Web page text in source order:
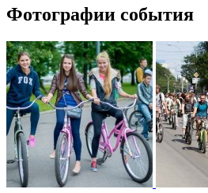
Фотографии события